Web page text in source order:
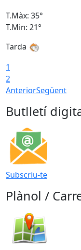
T.Màx: 35°
T.Min: 21°
Tarda
1
2
AnteriorSegüent
Butlletí
Subscriu-te
Plànol /